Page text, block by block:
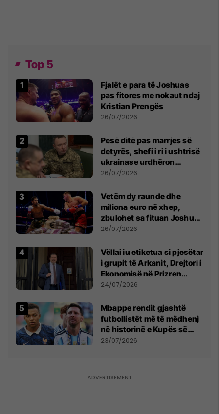
Top 5
Fjalët e para të Joshuas
pas fitores me nokaut ndaj
Kristian Prengës
26/07/2026
Pesë ditë pas marrjes së
detyrës, shefi i ri i ushtrisë
ukrainase urdhëron
kontroll të madh
26/07/2026
Vetëm dy raunde dhe
miliona euro në xhep,
zbulohet sa fituan Joshua
e Prenga
26/07/2026
Vëllai iu etiketua si pjesëtar
i grupit të Arkanit, Drejtori i
Ekonomisë në Prizren
mohon pretendimet
24/07/2026
Mbappe rendit gjashtë
futbollistët më të mëdhenj
në historinë e Kupës së
Botës, Messi mbetet i dyti
23/07/2026